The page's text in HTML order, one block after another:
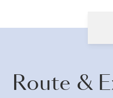
San Cristóbal,
Route &